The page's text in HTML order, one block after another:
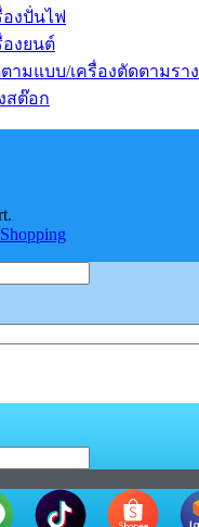
องปั่นไฟ
องยนต์
ามแบบ/เครื่องตัดตามราง
สต๊อก